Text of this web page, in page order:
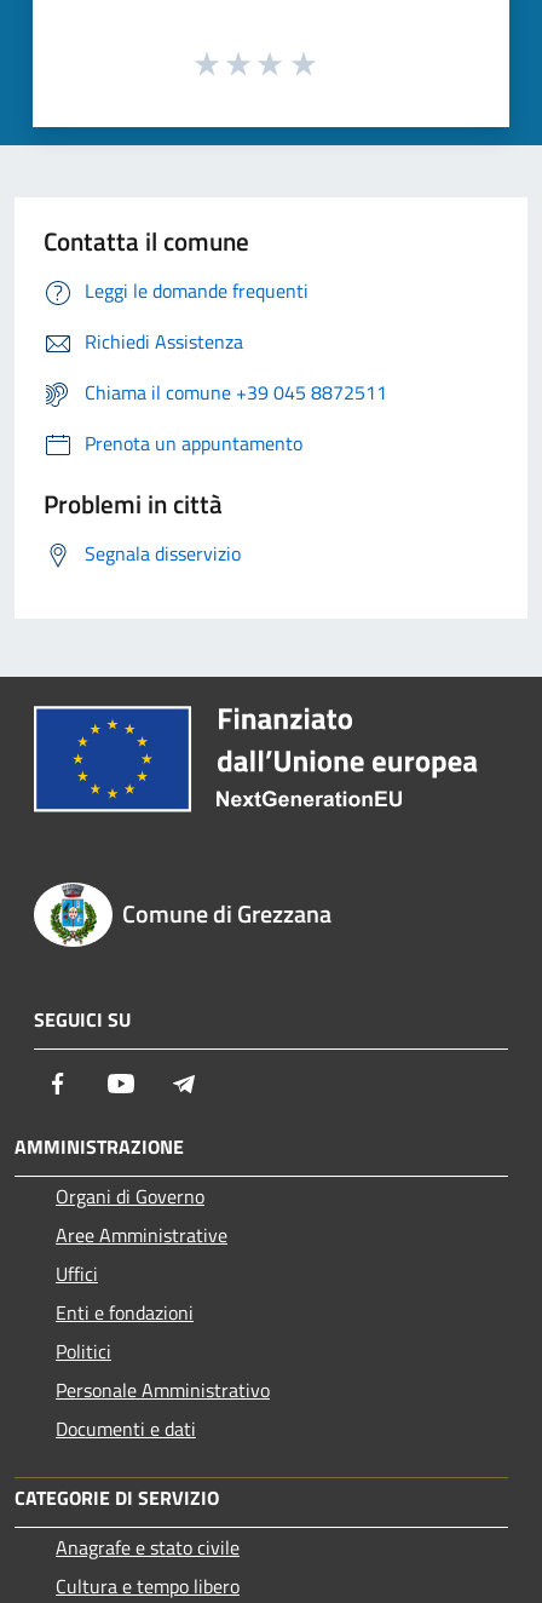
Contatta il comune
Leggi le domande frequenti
Richiedi Assistenza
Chiama il comune +39 045 8872511
Prenota un appuntamento
Problemi in città
Segnala disservizio
Comune di Grezzana
SEGUICI SU
Facebook Youtube
AMMINISTRAZIONE
Organi di Governo
Aree Amministrative
Uffici
Enti e fondazioni
Politici
Personale Amministrativo
Documenti e dati
CATEGORIE DI SERVIZIO
Anagrafe e stato civile
Cultura e tempo libero